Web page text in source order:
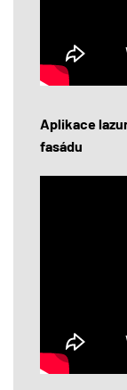
Aplikace
fasádu